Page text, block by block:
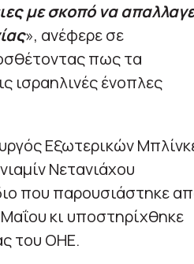
με σκοπό να
», ανέφερε σε
πως τα
ισραηλινές ένοπλες
Εξωτερικών
Νετανιάχου
που παρουσιάστηκε
κι υποστηρίχθηκε
του ΟΗΕ.